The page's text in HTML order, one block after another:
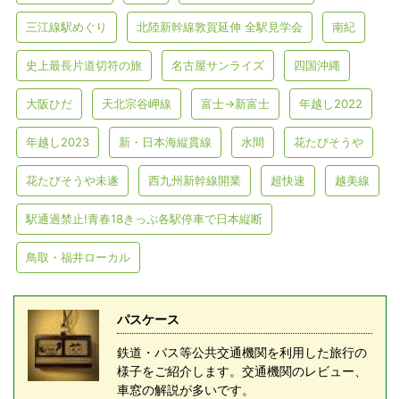
三江線駅めぐり 北陸新幹線敦賀延伸 全駅見学会 南紀
史上最長片道切符の旅 名古屋サンライズ 四国沖縄
大阪ひだ 天北宗谷岬線 富士→新富士 年越し2022
年越し2023 新・日本海縦貫線 水間 花たびそうや
花たびそうや未遂 西九州新幹線開業 超快速 越美線
駅通過禁止!青春18きっぷ各駅停車で日本縦断
鳥取・福井ローカル
パスケース
鉄道・バス等公共交通機関を利用した旅行の
様子をご紹介します。交通機関のレビュー、
車窓の解説が多いです。